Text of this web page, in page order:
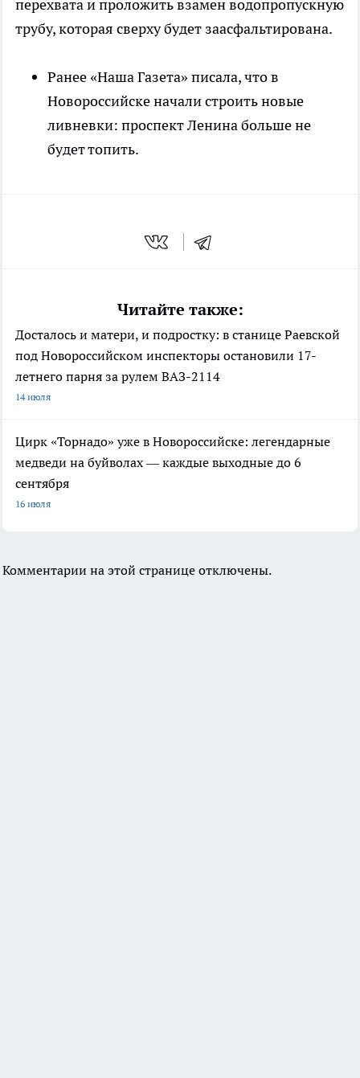
перехвата и проложить взамен водопропускную
трубу, которая сверху будет заасфальтирована.
Ранее «Наша Газета» писала, что в
Новороссийске начали строить новые
ливневки: проспект Ленина больше не
будет топить.
Читайте также:
Досталось и матери, и подростку: в станице Раевской
под Новороссийском инспекторы остановили 17-
летнего парня за рулем ВАЗ-2114
14 июля
Цирк «Торнадо» уже в Новороссийске: легендарные
медведи на буйволах — каждые выходные до 6
сентября
16 июля
Комментарии на этой странице отключены.